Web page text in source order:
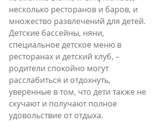
несколько ресторанов и баров, и
множество развлечений для детей.
Детские бассейны, няни,
специальное детское меню в
ресторанах и детский клуб, –
родители спокойно могут
расслабиться и отдохнуть,
уверенные в том, что дети также не
скучают и получают полное
удовольствие от отдыха.